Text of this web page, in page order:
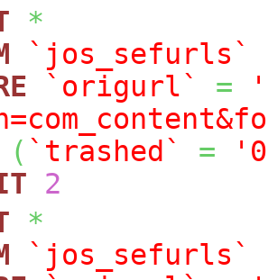
*
`jos_sefurls`
`origurl` =
( `trashed` =
2
*
`jos_sefurls`